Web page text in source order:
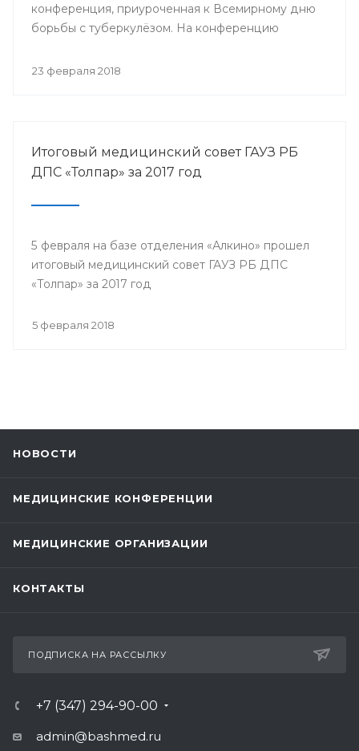
конференция, приуроченная к Всемирному дню
борьбы с туберкулёзом. На конференцию
санатория, а так же почётные гости.
23 февраля 2018
Итоговый медицинский совет ГАУЗ РБ
ДПС «Толпар» за 2017 год
5 февраля на базе отделения «Алкино» прошел
итоговый медицинский совет ГАУЗ РБ ДПС
«Толпар» за 2017 год
5 февраля 2018
НОВОСТИ
МЕДИЦИНСКИЕ КОНФЕРЕНЦИИ
МЕДИЦИНСКИЕ ОРГАНИЗАЦИИ
КОНТАКТЫ
ПОДПИСКА НА РАССЫЛКУ
+7 (347) 294-90-00
admin@bashmed.ru